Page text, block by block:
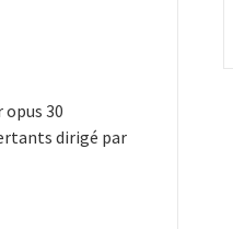
30
dirigé par